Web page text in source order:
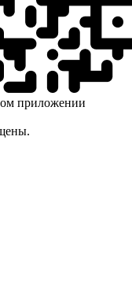
приложении